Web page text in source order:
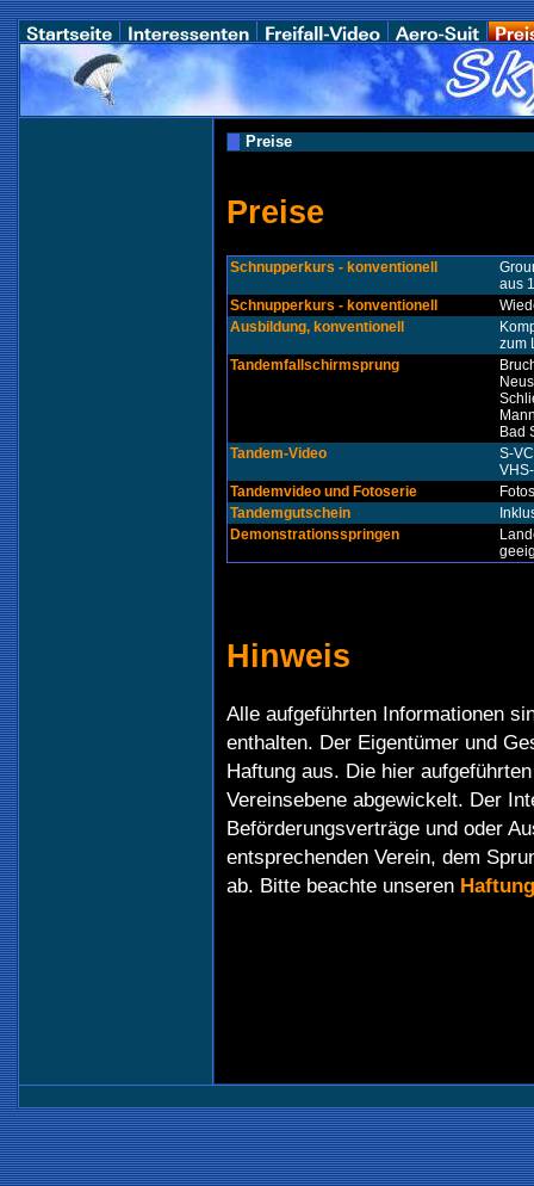
Preise
Preise
Schnupperkurs - konventionell
aus
Schnupperkurs - konventionell
Ausbildung, konventionell
zum
Tandemfallschirmsprung
Bad
Tandem-Video
S-
Tandemvideo und Fotoserie
Tandemgutschein
Demonstrationsspringen
Hinweis
Alle aufgeführten Informationen
enthalten. Der Eigentümer und
Haftung aus. Die hier
Vereinsebene abgewickelt. Der
Beförderungsverträge und oder
entsprechenden Verein, dem
ab. Bitte beachte unseren